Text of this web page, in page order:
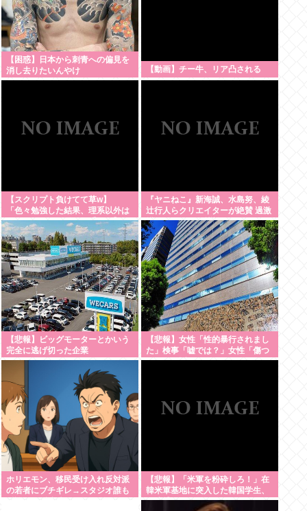
【困惑】日本から刺青への偏見を
消し去りたいんやけ
ど・・・・・・・・・
【動画】チー牛、リア凸される
【スクリプト負けてて草w】
「色々勉強した結果、理系以外は
エラー品だと気付いた【ガチ】」
について、もっと具体的に話そう
か
『ヤニねこ』新海誠、水島努、綾
辻行人らクリエイターが絶賛 過激
描写はBPOでも議論に
【悲報】ビッグモーターとかいう
完全に逃げ切った企業
【悲報】女性「性的暴行されまし
た」検事「嘘では？」女性「傷つ
いたので訴えます」
ホリエモン、移民受け入れ反対派
の若者にブチギレ→スタジオ誰も
【悲報】「米軍を粉砕しろ！」在
韓米軍基地に突入した韓国学生、
即逮捕